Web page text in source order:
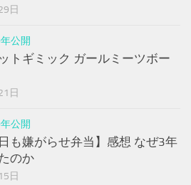
日
公開
トギミック ガールミーツボー
日
公開
も嫌がらせ弁当】感想 なぜ3年
のか
日